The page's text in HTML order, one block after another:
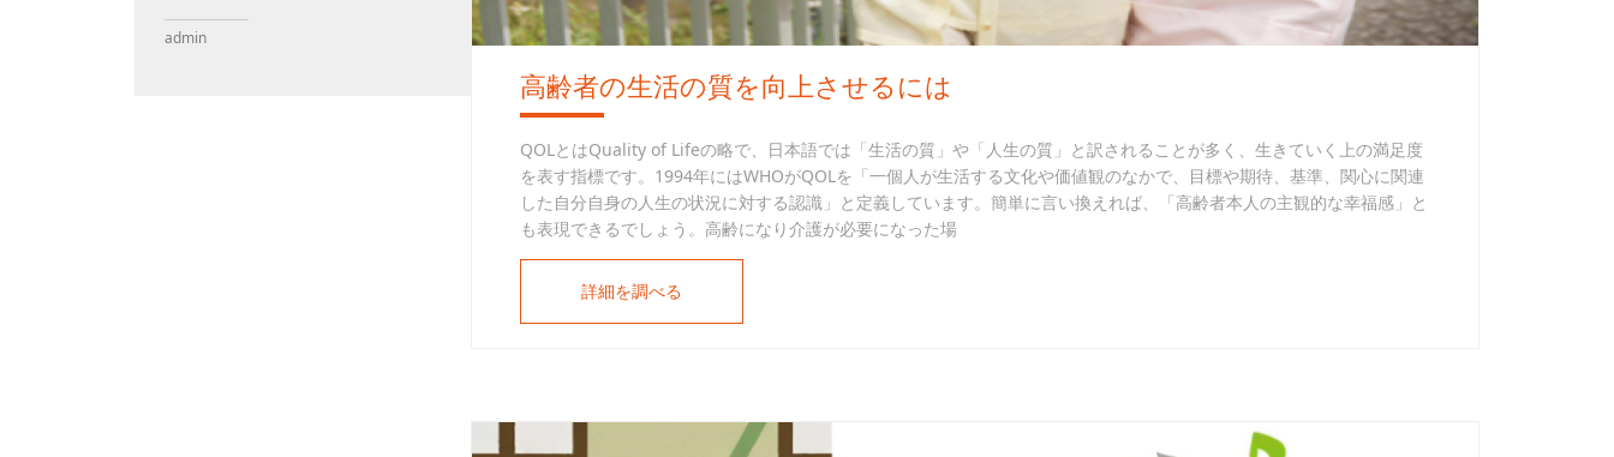
admin
高齢者の生活の質を向上させるには
QOLとはQuality of Lifeの略で、日本語では「生活の質」や「人生の質」と訳されることが多く、生きていく上の満足度
を表す指標です。1994年にはWHOがQOLを「一個人が生活する文化や価値観のなかで、目標や期待、基準、関心に関連
した自分自身の人生の状況に対する認識」と定義しています。簡単に言い換えれば、「高齢者本人の主観的な幸福感」と
も表現できるでしょう。高齢になり介護が必要になった場
詳細を調べる